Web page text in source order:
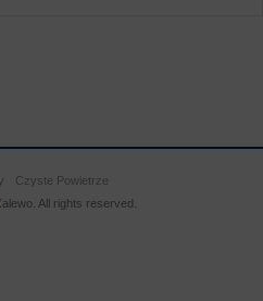
Czyste Powietrze
All rights reserved.